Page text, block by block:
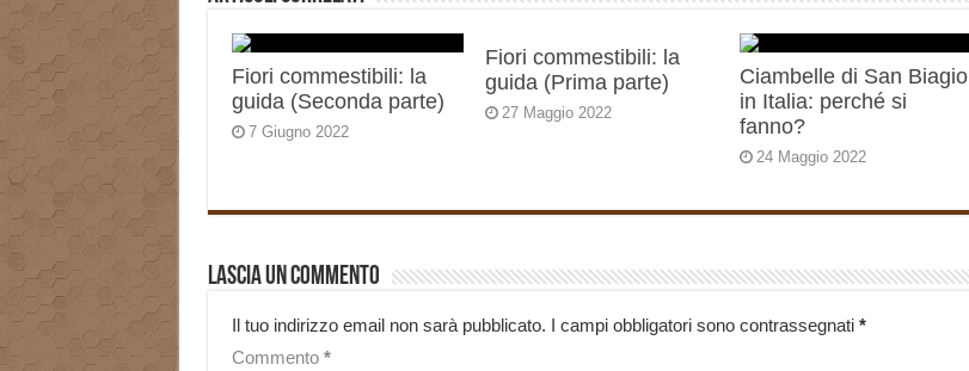
Fiori commestibili: la
guida (Seconda parte)
7 Giugno 2022
Fiori commestibili: la
guida (Prima parte)
27 Maggio 2022
Ciambelle di San Biagio
in Italia: perché si
fanno?
24 Maggio 2022
Lascia un commento
Il tuo indirizzo email non sarà pubblicato. I campi obbligatori sono contrassegnati *
Commento *